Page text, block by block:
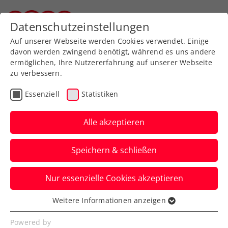
Zurück zur Newsübersicht
ATP
French Open: Tagger und
Kraus trotz Gegenwehr
ausgeschieden
Für Sebastian Ofner, Jurij Rodionov,
Anastasia Potapova und Julia Grabher
geht es im Paris-Hauptfeld erst los.
Verfasst von: Manuel Wachta, 24.05.2026
Datenschutzeinstellungen
Auf unserer Webseite werden Cookies verwendet. Einige
davon werden zwingend benötigt, während es uns andere
ermöglichen, Ihre Nutzererfahrung auf unserer Webseite
zu verbessern.
Essenziell Statistiken
Alle akzeptieren
Speichern & schließen
Nur essenzielle Cookies akzeptieren
Essenziell
Essenzielle Cookies werden für grundlegende
Weitere Informationen anzeigen
Powered by